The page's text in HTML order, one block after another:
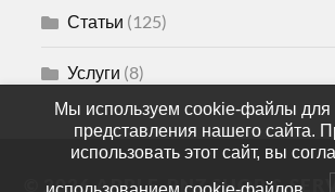
Статьи (125)
Услуги (8)
© 2026APPLE-PNZ SHOP &
Мы используем cookie-файлы для
представления нашего сайта.
использовать этот сайт, вы